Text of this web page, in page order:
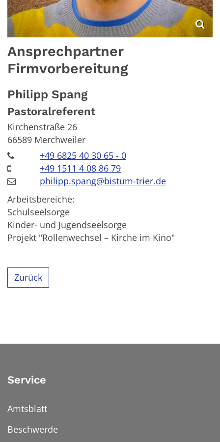
Ansprechpartner
Firmvorbereitung
Philipp Spang
Pastoralreferent
Kirchenstraße 26
66589 Merchweiler
+49 6825 40 30 65 - 0
+49 1511 4 08 86 79
philipp.spang@bistum-trier.de
Arbeitsbereiche:
Schulseelsorge
Kinder- und Jugendseelsorge
Projekt "Rollenwechsel – Kirche im Kino"
Zurück
Service
Amtsblatt
Beschwerde